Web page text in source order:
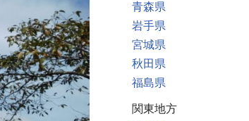
青森県
岩手県
宮城県
秋田県
福島県
関東地方